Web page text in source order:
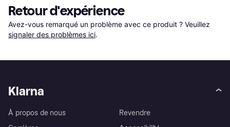
Retour d'expérience
Avez-vous remarqué un problème avec ce produit ? Veuillez
signaler des problèmes ici.
Klarna
À propos de nous
Revendre